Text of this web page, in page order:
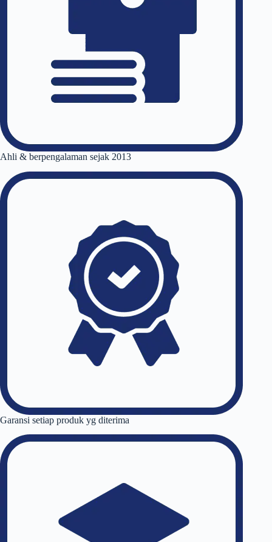
Ahli & berpengalaman sejak 2013
Garansi setiap produk yg diterima